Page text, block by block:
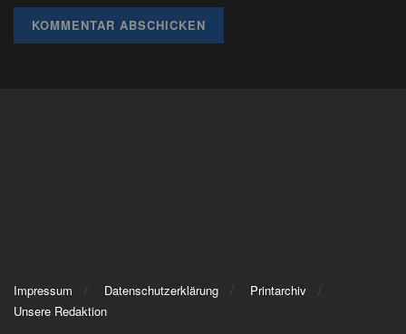
Impressum Datenschutzerklärung
Printarchiv
Unsere Redaktion